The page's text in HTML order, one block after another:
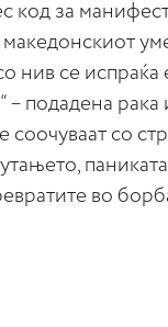
код за
нив се
– подадена рака
со
во